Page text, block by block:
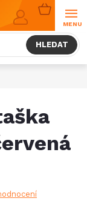
HLEDAT
NÁKUPNÍ
KOŠÍK